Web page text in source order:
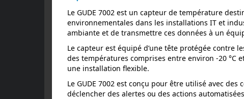
Le GUDE 7002 est un capteur de température
environnementales dans les installations IT et
ambiante et de transmettre ces données à un
Le capteur est équipé d’une tête protégée contre
des températures comprises entre environ -20 °C
une installation flexible.
Le GUDE 7002 est conçu pour être utilisé avec des
déclencher des alertes ou des actions